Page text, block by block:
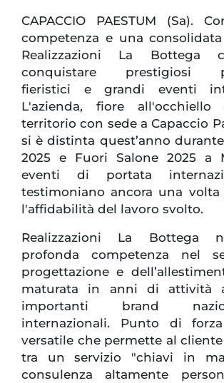
CAPACCIO PAESTUM (Sa).
competenza e una consolidata
Realizzazioni La Bottega
conquistare prestigiosi
fieristici e grandi eventi
L'azienda, fiore
territorio con sede a Capaccio
si è distinta quest’anno
2025 e Fuori Salone 2025 a
eventi di portata
testimoniano ancora una
l'affidabilità del lavoro svolto.
Realizzazioni La Bottega
profonda competenza nel
progettazione e
maturata in anni di attività
importanti brand
internazionali. Punto di
versatile che permette al
tra un servizio "chiavi in
consulenza altamente